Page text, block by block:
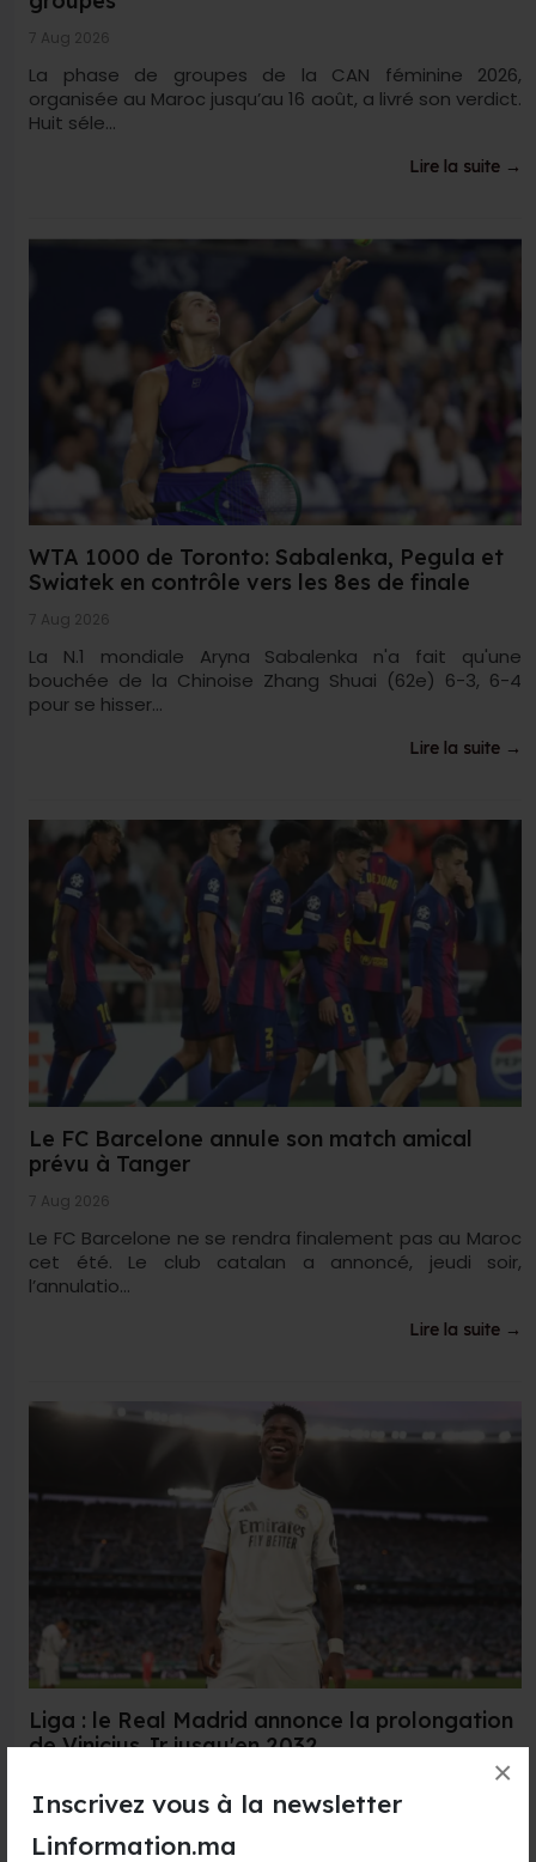
Inscrivez vous à la newsletter
Linformation.ma
×
7 Aug 2026
La phase de groupes de la CAN féminine 2026,
organisée au Maroc jusqu’au 16 août, a livré son verdict.
Huit séle...
Lire la suite →
WTA 1000 de Toronto: Sabalenka, Pegula et
Swiatek en contrôle vers les 8es de finale
7 Aug 2026
La N.1 mondiale Aryna Sabalenka n'a fait qu'une
bouchée de la Chinoise Zhang Shuai (62e) 6-3, 6-4
pour se hisser...
Lire la suite →
Le FC Barcelone annule son match amical
prévu à Tanger
7 Aug 2026
Le FC Barcelone ne se rendra finalement pas au Maroc
cet été. Le club catalan a annoncé, jeudi soir,
l’annulatio...
Lire la suite →
Liga : le Real Madrid annonce la prolongation
de Vinicius Jr jusqu'en 2032
Le Real Madrid a officialisé, jeudi, la prolongation de
contrat de l'attaquant international brésilien Vinicius...